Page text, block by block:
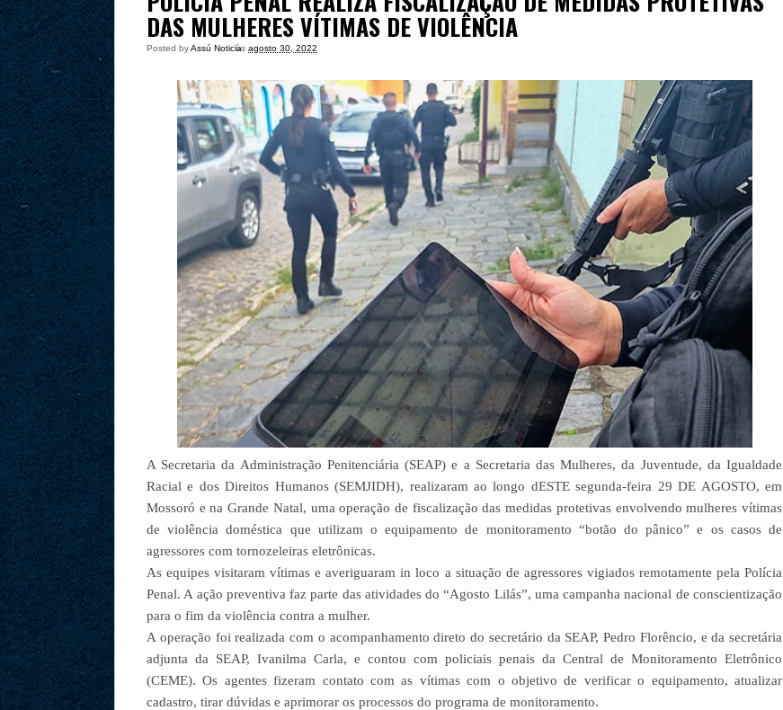
DAS MULHERES VÍTIMAS DE VIOLÊNCIA
Posted byAssú Noticia
às agosto 30, 2022
A Secretaria da Administração Penitenciária (SEAP) e a Secretaria das Mulheres, da Juventude, da Igualdade
Racial e dos Direitos Humanos (SEMJIDH), realizaram ao longo dESTE segunda-feira 29 DE AGOSTO, em
Mossoró e na Grande Natal, uma operação de fiscalização das medidas protetivas envolvendo mulheres vítimas
de violência doméstica que utilizam o equipamento de monitoramento “botão do pânico” e os casos de
agressores com tornozeleiras eletrônicas.
As equipes visitaram vítimas e averiguaram in loco a situação de agressores vigiados remotamente pela Polícia
Penal. A ação preventiva faz parte das atividades do “Agosto Lilás”, uma campanha nacional de conscientização
para o fim da violência contra a mulher.
A operação foi realizada com o acompanhamento direto do secretário da SEAP, Pedro Florêncio, e da secretária
adjunta da SEAP, Ivanilma Carla, e contou com policiais penais da Central de Monitoramento Eletrônico
(CEME). Os agentes fizeram contato com as vítimas com o objetivo de verificar o equipamento, atualizar
cadastro, tirar dúvidas e aprimorar os processos do programa de monitoramento.